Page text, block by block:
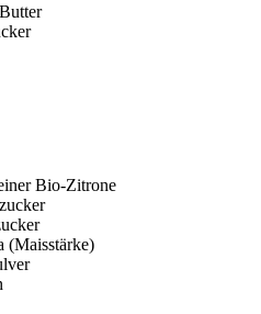
Bio-Zitrone
(Maisstärke)